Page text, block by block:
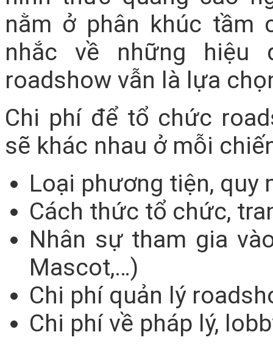
nằm ở phân khúc tầm
nhắc về những hiệu
roadshow vẫn là lựa
Chi phí để tổ chức
sẽ khác nhau ở mỗi
Loại phương tiện, quy
Cách thức tổ chức,
Nhân sự tham gia
Mascot,…)
Chi phí quản lý
Chi phí về pháp lý,